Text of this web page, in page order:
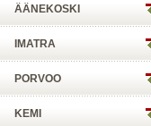
ÄÄNEKOSKI
IMATRA
PORVOO
KEMI